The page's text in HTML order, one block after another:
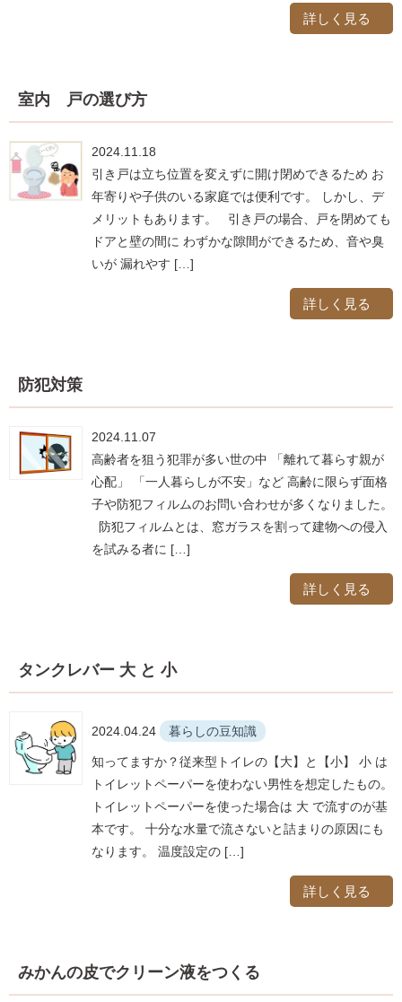
詳しく見る
室内 戸の選び方
2024.11.18
引き戸は立ち位置を変えずに開け閉めできるため お
年寄りや子供のいる家庭では便利です。 しかし、デ
メリットもあります。 引き戸の場合、戸を閉めても
ドアと壁の間に わずかな隙間ができるため、音や臭
いが 漏れやす […]
詳しく見る
防犯対策
2024.11.07
高齢者を狙う犯罪が多い世の中 「離れて暮らす親が
心配」 「一人暮らしが不安」など 高齢に限らず面格
子や防犯フィルムのお問い合わせが多くなりました。
防犯フィルムとは、窓ガラスを割って建物への侵入
を試みる者に […]
詳しく見る
タンクレバー 大 と 小
2024.04.24 暮らしの豆知識
知ってますか？従来型トイレの【大】と【小】 小 は
トイレットペーパーを使わない男性を想定したもの。
トイレットペーパーを使った場合は 大 で流すのが基
本です。 十分な水量で流さないと詰まりの原因にも
なります。 温度設定の […]
詳しく見る
みかんの皮でクリーン液をつくる